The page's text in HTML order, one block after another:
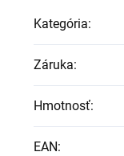
Kategória:
Záruka:
Hmotnosť:
EAN: